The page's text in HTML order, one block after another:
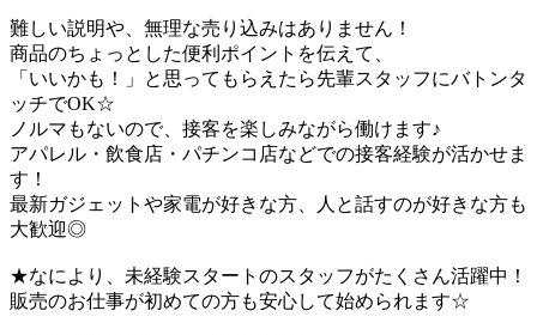
難しい説明や、無理な売り込みはありません！
商品のちょっとした便利ポイントを伝えて、
「いいかも！」と思ってもらえたら先輩スタッフにバトンタ
ッチでOK☆
ノルマもないので、接客を楽しみながら働けます♪
アパレル・飲食店・パチンコ店などでの接客経験が活かせま
す！
最新ガジェットや家電が好きな方、人と話すのが好きな方も
大歓迎◎
★なにより、未経験スタートのスタッフがたくさん活躍中！
販売のお仕事が初めての方も安心して始められます☆